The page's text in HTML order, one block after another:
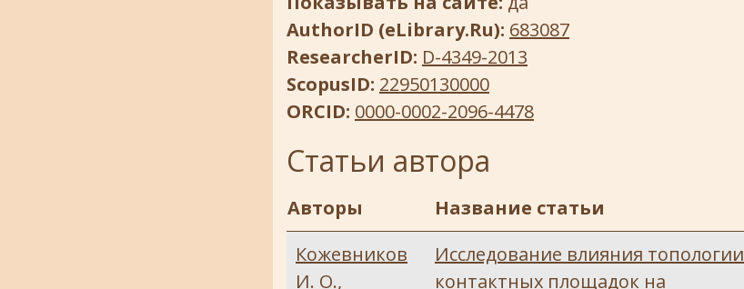
AuthorID (eLibrary.Ru): 683087
ResearcherID: D-4349-2013
ScopusID: 22950130000
ORCID: 0000-0002-2096-4478
Статьи автора
Авторы Название статьи
Кожевников
И. О.,
Исследование влияния топологии
контактных площадок на